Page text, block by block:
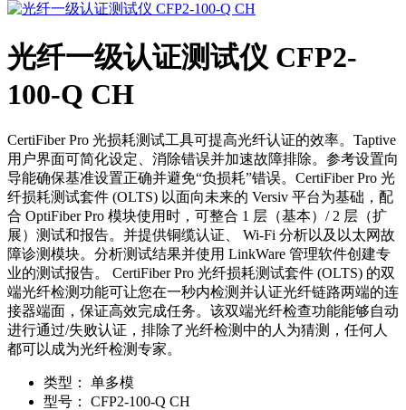
光纤一级认证测试仪 CFP2-
100-Q CH
CertiFiber Pro 光损耗测试工具可提高光纤认证的效率。Taptive
用户界面可简化设定、消除错误并加速故障排除。参考设置向
导能确保基准设置正确并避免“负损耗”错误。CertiFiber Pro 光
纤损耗测试套件 (OLTS) 以面向未来的 Versiv 平台为基础，配
合 OptiFiber Pro 模块使用时，可整合 1 层（基本）/ 2 层（扩
展）测试和报告。并提供铜缆认证、 Wi-Fi 分析以及以太网故
障诊测模块。分析测试结果并使用 LinkWare 管理软件创建专
业的测试报告。 CertiFiber Pro 光纤损耗测试套件 (OLTS) 的双
端光纤检测功能可让您在一秒内检测并认证光纤链路两端的连
接器端面，保证高效完成任务。该双端光纤检查功能能够自动
进行通过/失败认证，排除了光纤检测中的人为猜测，任何人
都可以成为光纤检测专家。
类型：
单多模
型号：
CFP2-100-Q CH